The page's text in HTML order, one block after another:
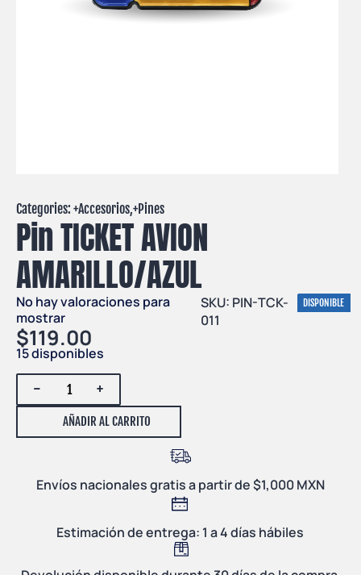
Categories: +Accesorios,+Pines
Pin TICKET AVION
AMARILLO/AZUL
No hay valoraciones para
mostrar
SKU: PIN-TCK-
011
DISPONIBLE
$119.00
15 disponibles
- +
AÑADIR AL CARRITO
Envíos nacionales gratis a partir de $1,000 MXN
Estimación de entrega: 1 a 4 días hábiles